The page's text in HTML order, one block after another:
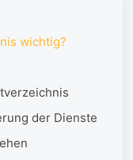
wichtig?
der Dienste